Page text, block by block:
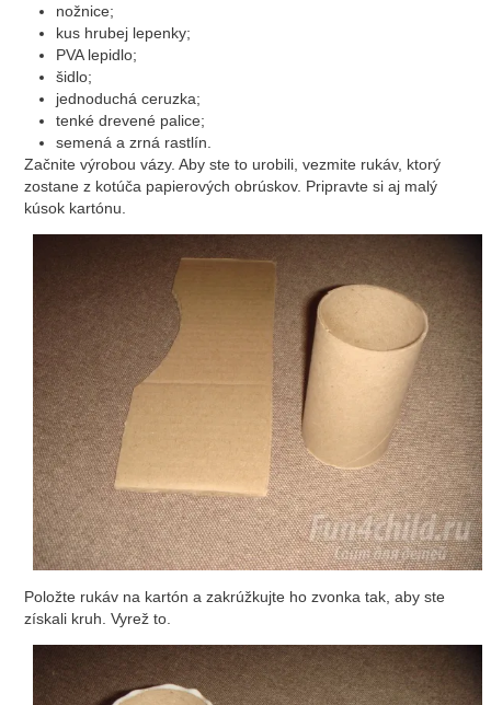
nožnice;
kus hrubej lepenky;
PVA lepidlo;
šidlo;
jednoduchá ceruzka;
tenké drevené palice;
semená a zrná rastlín.
Začnite výrobou vázy. Aby ste to urobili, vezmite rukáv, ktorý
zostane z kotúča papierových obrúskov. Pripravte si aj malý
kúsok kartónu.
Položte rukáv na kartón a zakrúžkujte ho zvonka tak, aby ste
získali kruh. Vyrež to.